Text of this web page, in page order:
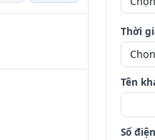
Thời
Tên
Số